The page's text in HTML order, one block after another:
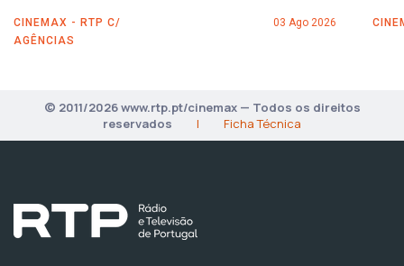
CINEMAX - RTP C/
AGÊNCIAS
03 Ago 2026
© 2011/2026 www.rtp.pt/cinemax — Todos os direitos
reservados
| Ficha Técnica